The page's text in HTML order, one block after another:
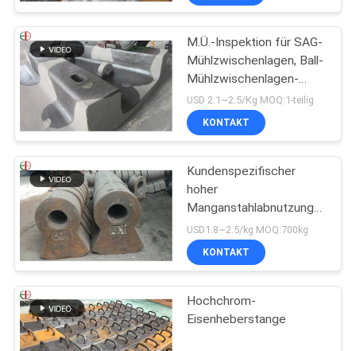
EB862
M.Ü.-Inspektion für SAG-
Mühlzwischenlagen, Ball-
Mühlzwischenlagen-
Ersatz
USD 2.1~2.5/Kg MOQ:1-teilig
KONTAKT
Kundenspezifischer
hoher
Manganstahlabnutzungs-
Hammer, hoher Chrom-
Legierungs-Form-Stahl-
Hammer EB19047
USD1.8~2.5/kg MOQ:700kg
KONTAKT
Hochchrom-
Eisenheberstange